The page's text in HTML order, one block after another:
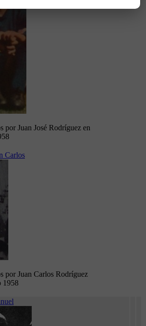
por Juan José Rodríguez en
Carlos
por Juan Carlos Rodríguez
1958